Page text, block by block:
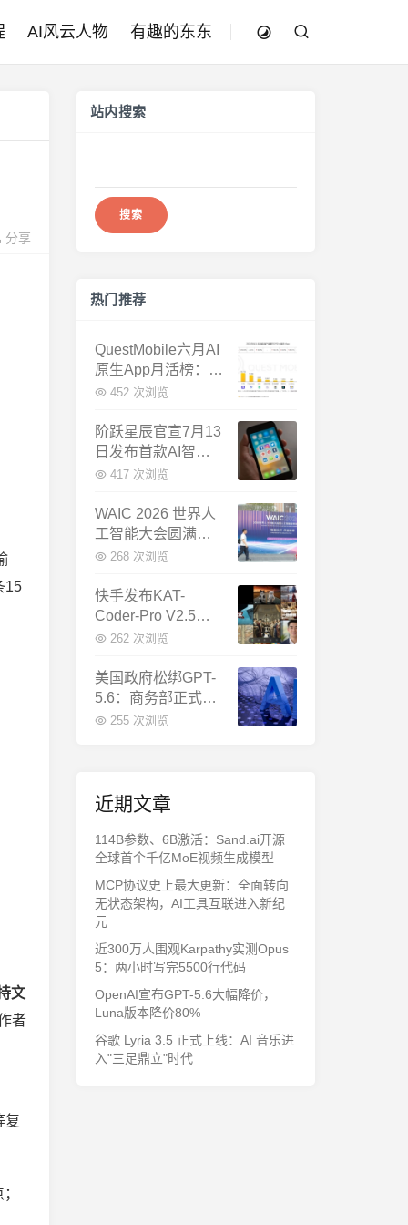
AI风云人物 有趣的东东
分享
15
文
者
复
站内搜索
热门推荐
QuestMobile六月AI
原生App月活榜：豆
包3.8亿断层第一，
倍
452 次浏览
阶跃星辰官宣7月13
日发布首款AI智能
体终端：大模型公
417 次浏览
WAIC 2026 世界人
工智能大会圆满闭
幕：多项重磅成果
球AI合作新中心
268 次浏览
快手发布KAT-
Coder-Pro V2.5：
首个能端到端跑通
编程模型
262 次浏览
美国政府松绑GPT-
5.6：商务部正式放
行，OpenAI本周全
255 次浏览
近期文章
114B参数、6B激活：Sand.ai开源
全球首个千亿MoE视频生成模型
MCP协议史上最大更新：全面转向
无状态架构，AI工具互联进入新纪
元
近300万人围观Karpathy实测Opus
5：两小时写完5500行代码
OpenAI宣布GPT-5.6大幅降价，
Luna版本降价80%
谷歌 Lyria 3.5 正式上线：AI 音乐进
入"三足鼎立"时代